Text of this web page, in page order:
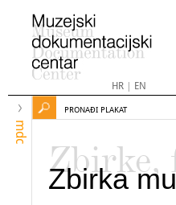
HR| EN
mdc
PRONAĐI PLAKAT
Zbirke,
Zbirka